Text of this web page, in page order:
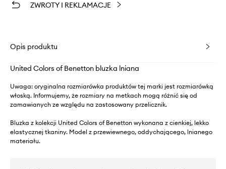
ZWROTY I REKLAMACJE
Opis produktu
United Colors of Benetton bluzka lniana
Uwaga: oryginalna rozmiarówka produktów tej marki jest rozmiarówką
włoską. Informujemy, że rozmiary na metkach mogą różnić się od
zamawianych ze względu na zastosowany przelicznik.
Bluzka z kolekcji United Colors of Benetton wykonana z cienkiej, lekko
elastycznej tkaniny. Model z przewiewnego, oddychającego, lnianego
materiału.